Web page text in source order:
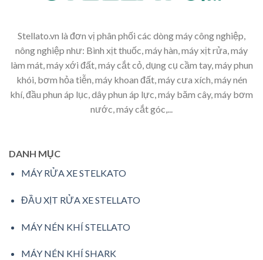
Stellato.vn là đơn vị phân phối các dòng máy công nghiệp,
nông nghiệp như: Bình xịt thuốc, máy hàn, máy xịt rửa, máy
làm mát, máy xới đất, máy cắt cỏ, dụng cụ cầm tay, máy phun
khói, bơm hỏa tiễn, máy khoan đất, máy cưa xích, máy nén
khí, đầu phun áp lục, dây phun áp lực, máy băm cây, máy bơm
nước, máy cắt góc,...
DANH MỤC
MÁY RỬA XE STELKATO
ĐẦU XỊT RỬA XE STELLATO
MÁY NÉN KHÍ STELLATO
MÁY NÉN KHÍ SHARK